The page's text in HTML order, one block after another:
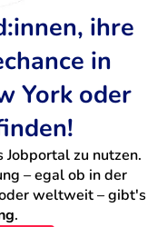
ihre
in
York oder
Jobportal zu nutzen.
– egal ob in der
weltweit – gibt's
.